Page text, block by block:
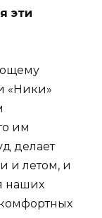
эти
«Ники»
им
делает
и летом, и
наших